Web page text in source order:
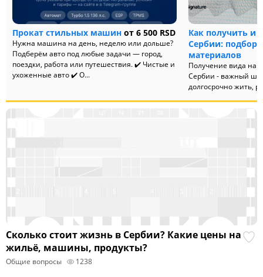
Прокат стильных машинот 6 500 RSD
Нужна машина на день, неделю или дольше?
Подберём авто под любые задачи — город,
поездки, работа или путешествия. ✔️ Чистые и
ухоженные авто ✔️ О...
Как получить и
Сербии:
материалов
Получение вида на
Сербии - важный шаг
долгосрочно жить,
Сколько стоит жизнь в Сербии? Какие цены на
жильё, машины, продукты?
Общие вопросы 1238